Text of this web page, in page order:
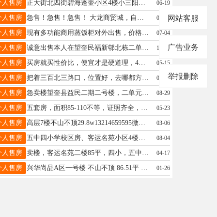
人售房 正大街北四街碧海蓬壶小区4楼小三阳，两室一厅，14.5万。电话15636573232 06-19
人售房 急售！急售！急售！ 大龙商贸城，自有商品房出售 正规商品房，房产证齐全，能过户、能落户 地址：大龙商贸城1号楼5门 电话：16645601419 07-29
人售房 现有多功能商用蒸饭柜对外出售，价格面议，联系电话15546552555 07-04
人售房 诚意出售本人在望奎民福新邨北栋二单元7楼的一套婚房10.5万。此房为结婚精心筹备，但因工作调动从未入住，所有物品均为全新，现割爱转让。咨询电话☎️郑先生15821471230 11-05
人售房 买房就买性价比，便宜才是硬道理，4楼，8.7万不讲，南北通透，下楼五中，不山不顶，看房电话18746526850 05-15
人售房 把着三百北三路口，位置好，去哪都方便，怡景家园二期，5楼60多平，下楼就是一小六中，价格:15.8万可小议，电话☎13763716554微信同步 05-04
人售房 急卖楼望奎县益民二期二号楼，二单元六楼，，临近林枫广场，一中，三中，六小。联系电话15845533698，17390659802非诚勿扰。[抱拳] 08-29
人售房 五套房，面积85-110不等，证照齐全，未装修，正大街中医院路南（老交通局），视野好交通便利，随时可看房，可议价，不是中介，电话18145557411，15184562466 05-23
人售房 高层7楼不山不顶29.8w13214659595微信同步 03-06
人售房 五中四小学校区房、客运名苑小区4楼，房屋面积48.2，有房照、采光好、适合老人居住与陪读。联系电话15245582341。中介勿扰 08-04
人售房 卖楼，客运名苑二楼85平，四小，五中学区房，毛坯墙新装修半年，个人一手房自己装修嘎嘎板正。联系电话15145534634 04-17
人售房 兴华尚品A区一号楼 不山不顶 86.51平 15184563790 01-26
网站客服
广告业务
举报删除